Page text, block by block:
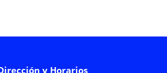
y Horarios